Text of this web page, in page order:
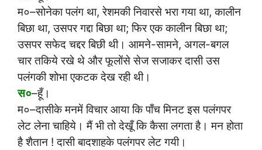
म०–सोनेका पलंग था, रेशमकी निवारसे भरा गया था, कालीन
बिछा था, उसपर गद्दा बिछा था; फिर एक कालीन बिछा था;
उसपर सफेद चद्दर बिछी थी। आमने-सामने, अगल-बगल
चार तकिये रखे थे और फूलोंसे सेज सजाकर दासी उस
पलंगकी शोभा एकटक देख रही थी।
स०–हूँ।
म०–दासीके मनमें विचार आया कि पाँच मिनट इस पलंगपर
लेट लेना चाहिये। मैं भी तो देखूँ कि कैसा लगता है। मन होता
है शैतान ! दासी बादशाहके पलंगपर लेट गयी।